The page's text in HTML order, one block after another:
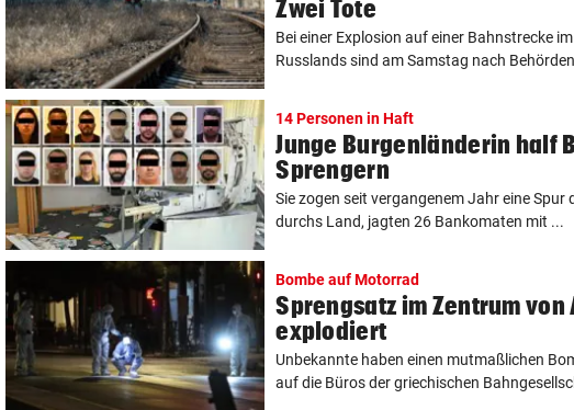
Zwei Tote
Bei einer Explosion auf einer Bahnstrecke
Russlands sind am Samstag nach
14 Personen in Haft
Junge Burgenländerin half
Sprengern
Sie zogen seit vergangenem Jahr eine Spur
durchs Land, jagten 26 Bankomaten mit ...
Bombe auf Motorrad
Sprengsatz im Zentrum von
explodiert
Unbekannte haben einen mutmaßlichen
auf die Büros der griechischen